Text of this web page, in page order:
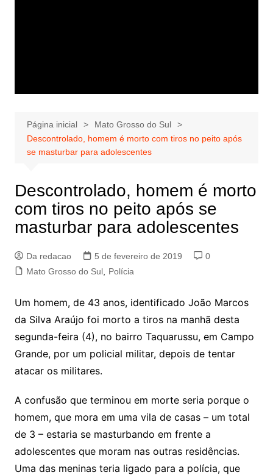
Página inicial
Mato Grosso do Sul
Descontrolado, homem é morto com tiros no peito após
se masturbar para adolescentes
Descontrolado, homem é morto
com tiros no peito após se
masturbar para adolescentes
Da redacao 5 de fevereiro de 2019
0
Mato Grosso do Sul, Polícia
Um homem, de 43 anos, identificado João Marcos
da Silva Araújo foi morto a tiros na manhã desta
segunda-feira (4), no bairro Taquarussu, em Campo
Grande, por um policial militar, depois de tentar
atacar os militares.
A confusão que terminou em morte seria porque o
homem, que mora em uma vila de casas – um total
de 3 – estaria se masturbando em frente a
adolescentes que moram nas outras residências.
Uma das meninas teria ligado para a polícia, que